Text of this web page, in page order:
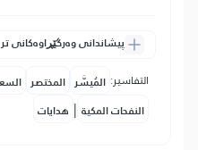
پیشاندانی وەرگێڕاوەکانی تر
التفاسير: المُيسَّر المختصر
النفحات المكية | هدايات